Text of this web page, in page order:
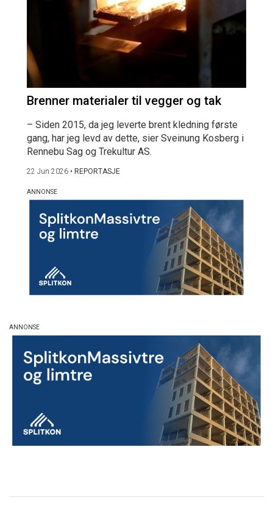
Brenner materialer til vegger og tak
– Siden 2015, da jeg leverte brent kledning første
gang, har jeg levd av dette, sier Sveinung Kosberg i
Rennebu Sag og Trekultur AS.
22 Jun 2026 • REPORTASJE